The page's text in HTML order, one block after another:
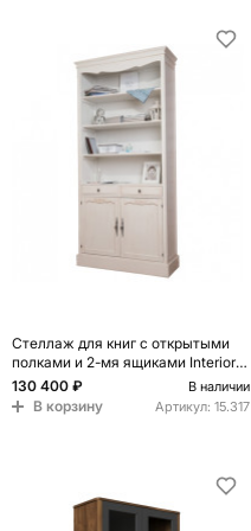
Стеллаж для книг с открытыми
полками и 2-мя ящиками Interiors
Romance
130 400 ₽ В наличии
В корзину Артикул: 15.317